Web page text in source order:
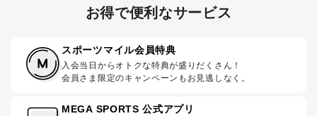
お得で便利なサービス
スポーツマイル会員特典
入会当日からオトクな特典が盛りだくさん！
会員さま限定のキャンペーンもお見逃しなく。
MEGA SPORTS 公式アプリ